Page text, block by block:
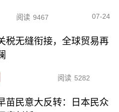
阅读 9467 07-24
税无缝衔接，全球贸易再
阅读 5282
苗民意大反转：日本民众